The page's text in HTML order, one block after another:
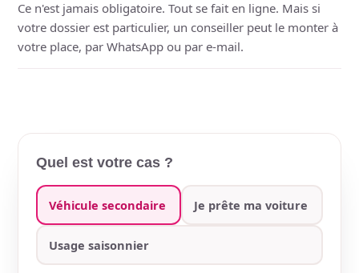
Ce n'est jamais obligatoire. Tout se fait en ligne. Mais si
votre dossier est particulier, un conseiller peut le monter à
votre place, par WhatsApp ou par e-mail.
Quel est votre cas ?
Véhicule secondaire Je prête ma voiture
Usage saisonnier